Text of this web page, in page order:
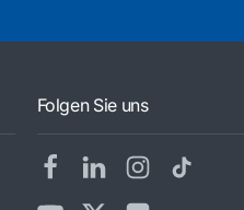
Folgen Sie uns